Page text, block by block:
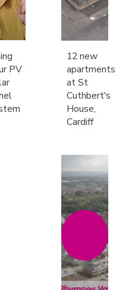
PV
12 new
apartments
at St
Cuthbert's
House,
Cardiff